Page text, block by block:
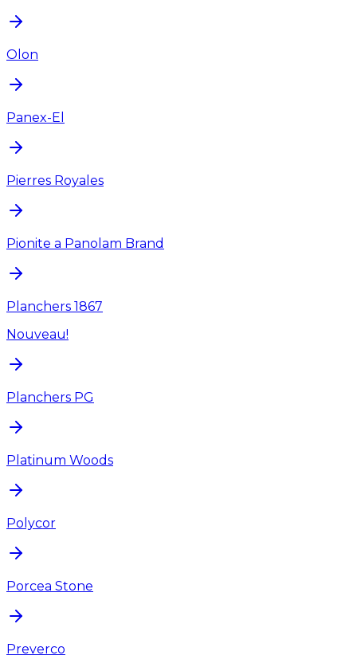
Olon
Panex-El
Pierres Royales
Pionite a Panolam Brand
Planchers 1867
Nouveau!
Planchers PG
Platinum Woods
Polycor
Porcea Stone
Preverco